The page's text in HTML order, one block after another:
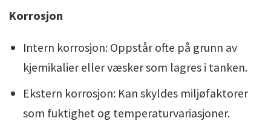
Korrosjon
Intern korrosjon: Oppstår ofte på grunn av
kjemikalier eller væsker som lagres i tanken.
Ekstern korrosjon: Kan skyldes miljøfaktorer
som fuktighet og temperaturvariasjoner.